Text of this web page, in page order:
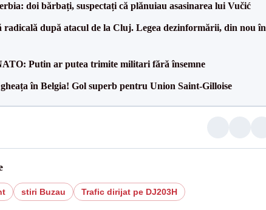
doi bărbați, suspectați că plănuiau asasinarea lui Vučić
radicală după atacul de la Cluj. Legea dezinformării, din nou în
Putin ar putea trimite militari fără însemne
în Belgia! Gol superb pentru Union Saint-Gilloise
stiri Buzau Trafic dirijat pe DJ203H